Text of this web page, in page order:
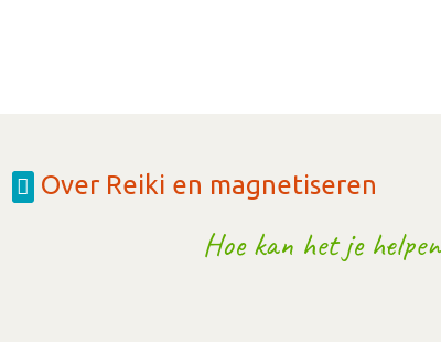
Over Reiki en magnetiseren
Hoe kan het je